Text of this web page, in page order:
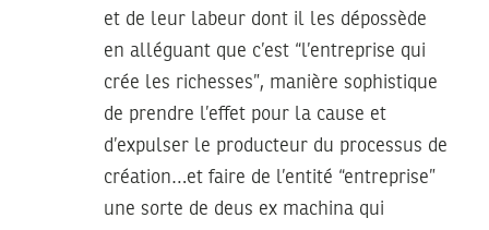
et de leur labeur dont il les dépossède
en alléguant que c’est “l’entreprise qui
crée les richesses”, manière sophistique
de prendre l’effet pour la cause et
d’expulser le producteur du processus de
création…et faire de l’entité “entreprise”
une sorte de deus ex machina qui